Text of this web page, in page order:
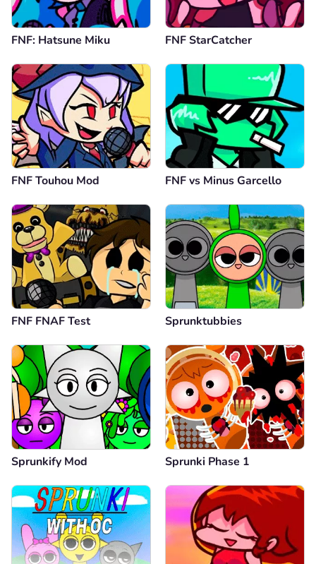
FNF: Hatsune Miku FNF StarCatcher
FNF Touhou Mod FNF vs Minus Garcello
FNF FNAF Test Sprunktubbies
Sprunkify Mod Sprunki Phase 1